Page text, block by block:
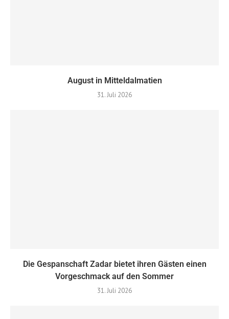
August in Mitteldalmatien
31. Juli 2026
Die Gespanschaft Zadar bietet ihren Gästen einen
Vorgeschmack auf den Sommer
31. Juli 2026